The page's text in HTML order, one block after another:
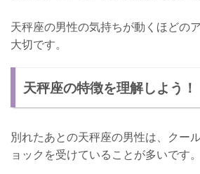
天秤座の男性の気持ちが動くほどの
大切です。
天秤座の特徴を理解しよう！
別れたあとの天秤座の男性は、クー
ョックを受けていることが多いです。